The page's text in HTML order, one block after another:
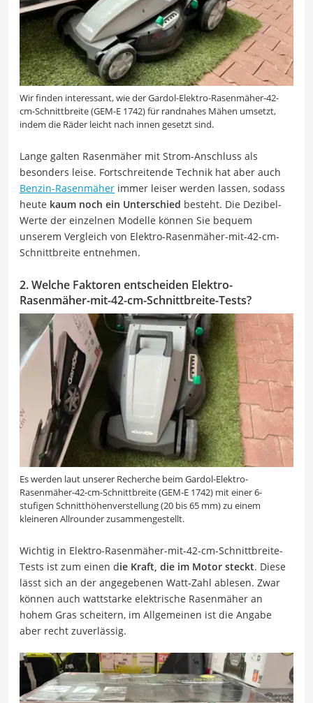
Wir finden interessant, wie der Gardol-Elektro-Rasenmäher-42-
cm-Schnittbreite (GEM-E 1742) für randnahes Mähen umsetzt,
indem die Räder leicht nach innen gesetzt sind.
Lange galten Rasenmäher mit Strom-Anschluss als
besonders leise. Fortschreitende Technik hat aber auch
Benzin-Rasenmäher immer leiser werden lassen, sodass
heute kaum noch ein Unterschied besteht. Die Dezibel-
Werte der einzelnen Modelle können Sie bequem
unserem Vergleich von Elektro-Rasenmäher-mit-42-cm-
Schnittbreite entnehmen.
2. Welche Faktoren entscheiden Elektro-
Rasenmäher-mit-42-cm-Schnittbreite-Tests?
Es werden laut unserer Recherche beim Gardol-Elektro-
Rasenmäher-42-cm-Schnittbreite (GEM-E 1742) mit einer 6-
stufigen Schnitthöhenverstellung (20 bis 65 mm) zu einem
kleineren Allrounder zusammengestellt.
Wichtig in Elektro-Rasenmäher-mit-42-cm-Schnittbreite-
Tests ist zum einen die Kraft, die im Motor steckt. Diese
lässt sich an der angegebenen Watt-Zahl ablesen. Zwar
können auch wattstarke elektrische Rasenmäher an
hohem Gras scheitern, im Allgemeinen ist die Angabe
aber recht zuverlässig.